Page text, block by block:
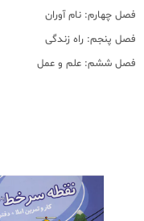
فصل چهارم: نام آوران
فصل پنجم: راه زندگی
فصل ششم: علم و عمل